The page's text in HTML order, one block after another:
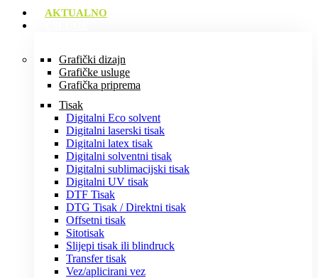
AKTUALNO
Grafički dizajn
Grafičke usluge
Grafička priprema
Tisak
Digitalni Eco solvent
Digitalni laserski tisak
Digitalni latex tisak
Digitalni solventni tisak
Digitalni sublimacijski tisak
Digitalni UV tisak
DTF Tisak
DTG Tisak / Direktni tisak
Offsetni tisak
Sitotisak
Slijepi tisak ili blindruck
Transfer tisak
Vez/aplicirani vez